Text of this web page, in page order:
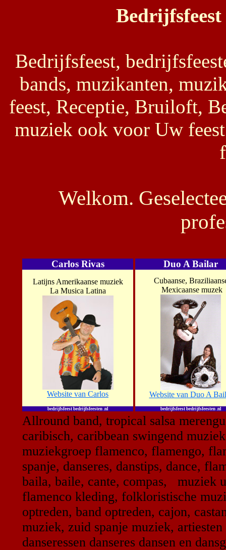
Bedrijfsfeest,
bands, muzikanten,
feest, Receptie, Bruiloft,
muziek ook voor Uw
Welkom.
Carlos Rivas
Latijns Amerikaanse muziek
La Musica Latina
Website van Carlos
bedrijfsfeest bedrijfsfeesten .nl
Duo A Bailar
Cubaanse,
Mexicaanse muzek
Website van Duo A
bedrijfsfeest bedrijfsfeesten .nl
Allround band, tropical salsa
caribisch, caribbean swingend
muziekgroep flamenco, flamengo,
spanje, danseres, danstips, dance,
baila, baile, cante, compas, muziek
flamenco kleding, folkloristische
optreden, band optreden, cajon,
muziek, zuid spanje muziek,
danseressen danseres dansen en